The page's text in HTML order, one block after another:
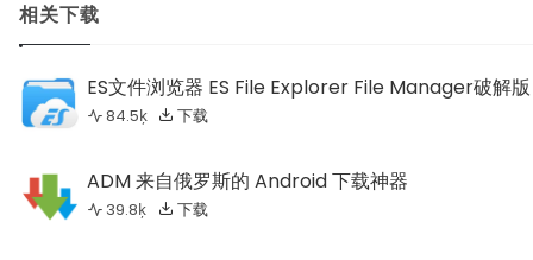
相关下载
ES文件浏览器 ES File Explorer File Manager破解版
84.5ķ 下载
ADM 来自俄罗斯的 Android 下载神器
39.8ķ 下载